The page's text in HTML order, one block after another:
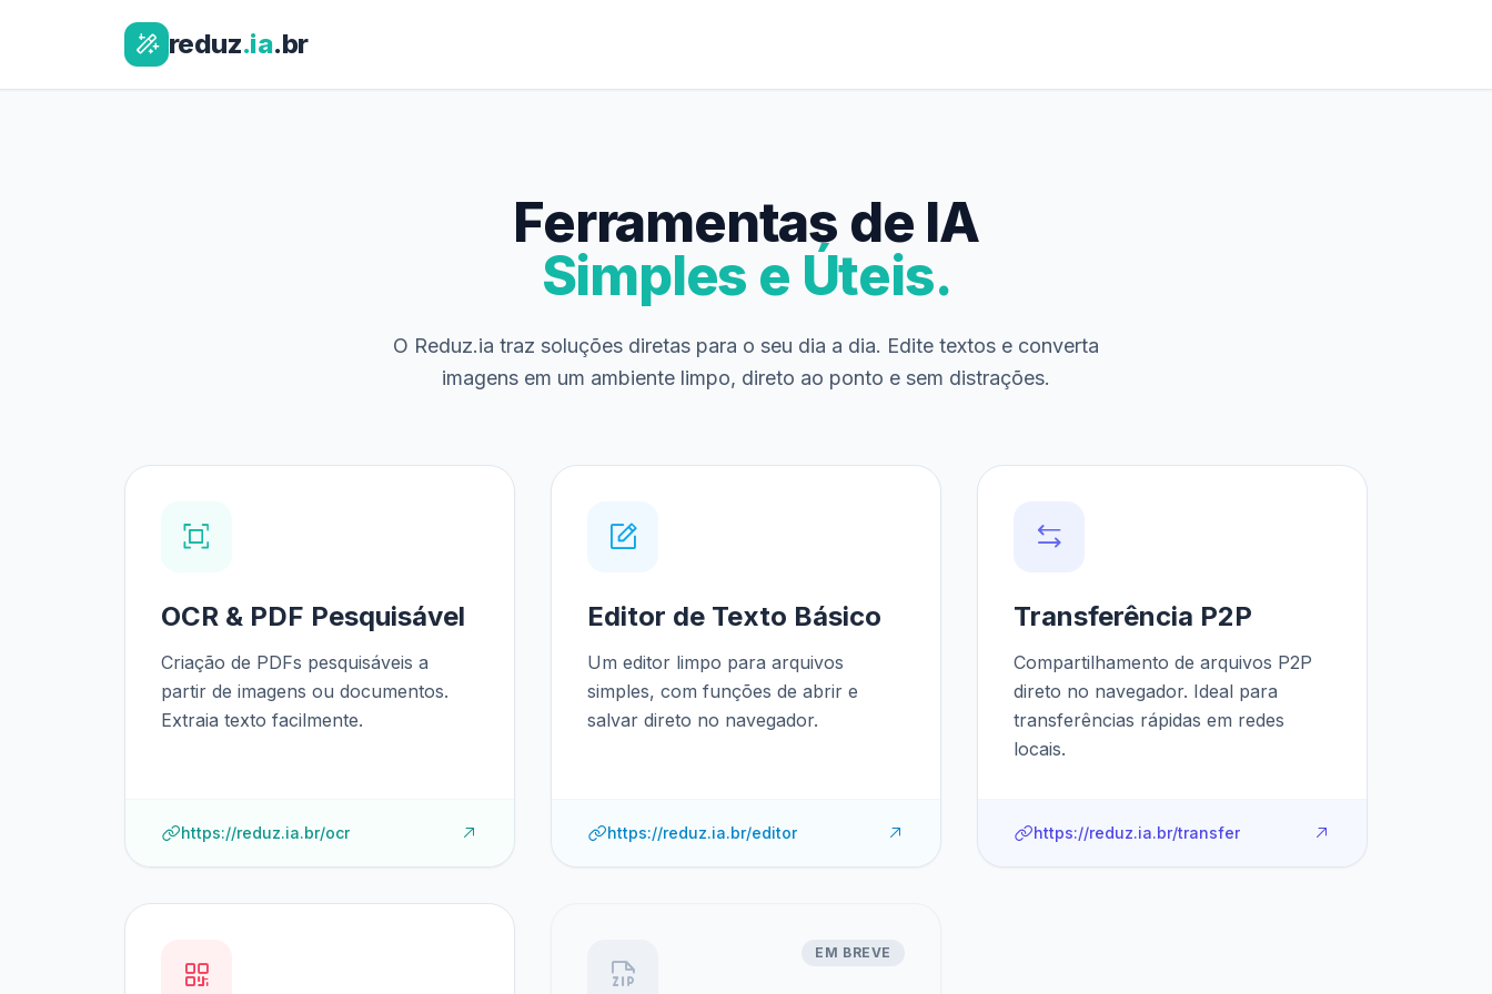
reduz.ia.br
Ferramentas de IA
Simples e Úteis.
O Reduz.ia traz soluções diretas para o seu dia a dia. Edite textos e converta
imagens em um ambiente limpo, direto ao ponto e sem distrações.
OCR & PDF Pesquisável
Criação de PDFs pesquisáveis a
partir de imagens ou documentos.
Extraia texto facilmente.
https://reduz.ia.br/ocr
Editor de Texto Básico
Um editor limpo para arquivos
simples, com funções de abrir e
salvar direto no navegador.
https://reduz.ia.br/editor
Transferência P2P
Compartilhamento de arquivos P2P
direto no navegador. Ideal para
transferências rápidas em redes
locais.
https://reduz.ia.br/transfer
EM BREVE